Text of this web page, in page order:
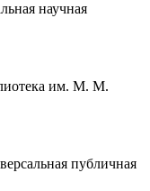
научная
им. М. М.
публичная